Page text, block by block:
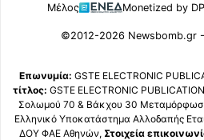
Μέλος Monetized by
©2012-2026 Newsbomb.gr
Επωνυμία: GSTE ELECTRONIC
τίτλος: GSTE ELECTRONIC
Σολωμού 70 & Βάκχου 30
Ελληνικό Υποκατάστημα Αλλοδαπής
ΔΟΥ ΦΑΕ Αθηνών, Στοιχεία